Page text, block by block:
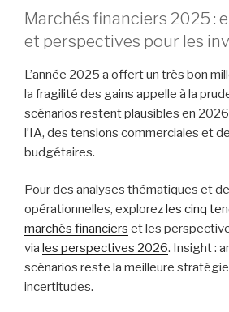
Marchés financiers 2025 :
et perspectives pour les
L’année 2025 a offert un très bon
la fragilité des gains appelle à la
scénarios restent plausibles en
l’IA, des tensions commerciales et
budgétaires.
Pour des analyses thématiques et
opérationnelles, explorez les cinq
marchés financiers et les
via les perspectives 2026. Insight :
scénarios reste la meilleure
incertitudes.